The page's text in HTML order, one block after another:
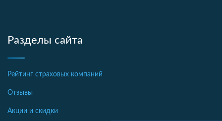
Разделы сайта
Рейтинг страховых компаний
Отзывы
Акции и скидки